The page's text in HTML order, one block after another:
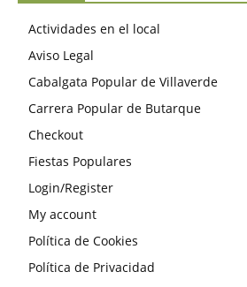
Actividades en el local
Aviso Legal
Cabalgata Popular de Villaverde
Carrera Popular de Butarque
Checkout
Fiestas Populares
Login/Register
My account
Política de Cookies
Política de Privacidad